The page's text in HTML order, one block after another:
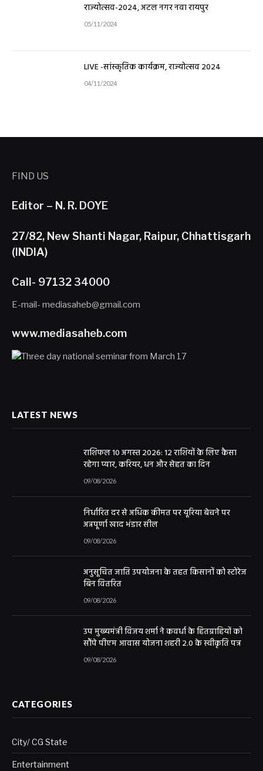
राज्योत्सव-2024, अटल नगर नवा रायपुर
05/11/2024
LIVE -सांस्कृतिक कार्यक्रम, राज्योत्सव 2024
04/11/2024
FIND US
Editor – N. R. DOYE
27/82, New Shanti Nagar, Raipur, Chhattisgarh
(INDIA)
Call- 97132 34000
E-mail- mediasaheb@gmail.com
www.mediasaheb.com
LATEST NEWS
राशिफल 10 अगस्त 2026: 12 राशियों के लिए कैसा
रहेगा प्यार, करियर, धन और सेहत का दिन
09/08/2026
निर्धारित दर से अधिक कीमत पर यूरिया बेचने पर
अन्नपूर्णा खाद भंडार सील
09/08/2026
अनुसूचित जाति उपयोजना के तहत किसानों को स्टोरेज
बिन वितरित
09/08/2026
उप मुख्यमंत्री विजय शर्मा ने कवर्धा के हितग्राहियों को
सौंपे पीएम आवास योजना शहरी 2.0 के स्वीकृति पत्र
09/08/2026
CATEGORIES
City/ CG State
Entertainment